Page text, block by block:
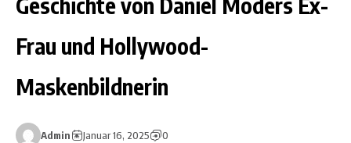
Frau und Hollywood-
Maskenbildnerin
Admin Januar 16, 2025 0